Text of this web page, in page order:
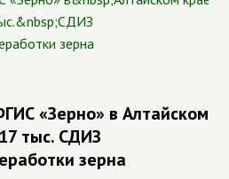
«Зерно» в Алтайском
тыс. СДИЗ
зерна